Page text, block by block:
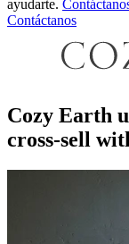
ayudarte.
Contáctanos
Cozy Earth
cross-sell